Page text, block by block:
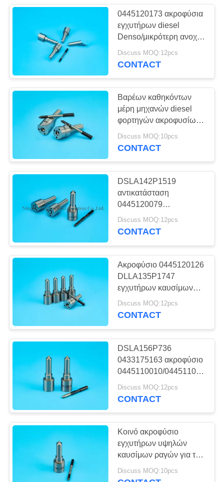
ΖΗΤΉΣΤΕ
ΑΠΌΣΠΑΣΜΑ
SITEMAP
PRIVACY
POLICY
0445120173 ακροφύσια
εγχυτήρων diesel
Denso/μικρότερη ανοχή
ακροφυσίων εγχυτήρων
των Δελφών
Discuss MOQ:12pcs
CONTACT
Βαρέων καθηκόντων
μέρη μηχανών diesel
φορτηγών ακροφυσίων
εγχυτήρων καυσίμων
χάλυβα 0433172078
Discuss MOQ:10pcs
CONTACT
DSLA142P1519
αντικατάσταση
0445120079
ακροφυσίων εγχυτήρων
καυσίμων/ακροφυσίων
Discuss MOQ:12pcs
CONTACT
Ακροφύσιο 0445120126
DLLA135P1747
εγχυτήρων καυσίμων
diesel Bosch υψηλής
πυκνότητας
Discuss MOQ:12pcs
CONTACT
DSLA156P736
0433175163 ακροφύσιο
0445110010/0445110024
εγχυτήρων καυσίμων
Discuss MOQ:12pcs
CONTACT
Κοινό ακροφύσιο
εγχυτήρων υψηλών
καυσίμων ραγών για τη
θαλάσσια μηχανή
αυτοκινήτων
Discuss MOQ:10pcs